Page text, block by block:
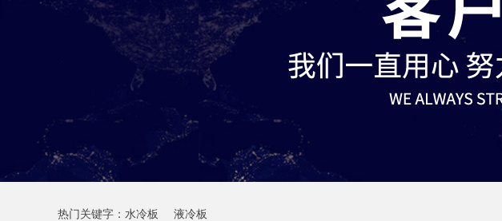
热门关键字： 水冷板 液冷板